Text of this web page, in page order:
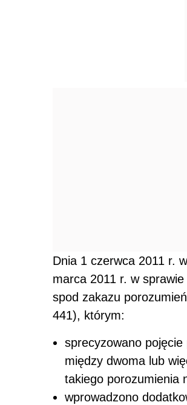
Dnia 1 czerwca 2011 r.
marca 2011 r. w
spod zakazu
441), którym:
sprecyzowano
między dwoma lub
takiego porozumienia
wprowadzono